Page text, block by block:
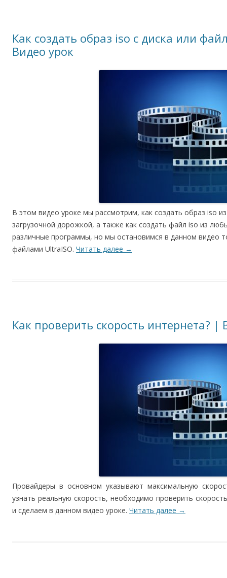
Как создать образ iso с диска или
Видео урок
В этом видео уроке мы рассмотрим, как создать образ iso
загрузочной дорожкой, а также как создать файл iso из
различные программы, но мы остановимся в данном видео
файлами UltraISO. Читать далее →
Как проверить скорость интернета? |
Провайдеры в основном указывают максимальную
узнать реальную скорость, необходимо проверить
и сделаем в данном видео уроке. Читать далее →